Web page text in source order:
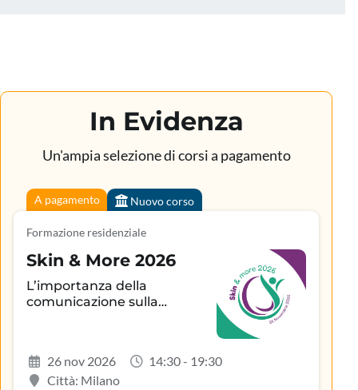
In Evidenza
Un'ampia selezione di corsi a pagamento
A pagamento Nuovo corso
Formazione residenziale
Skin & More 2026
L’importanza della
comunicazione sulla
dermatologica
26 nov 2026
14:30 - 19:30
Città: Milano